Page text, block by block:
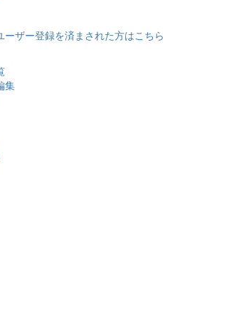
ーザー登録を済まされた方はこちら
集